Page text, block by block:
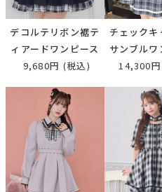
デコルテリボン裾テ
ィアードワンピース
9,680円 (税込)
チェックキ
サンブルワ
14,300円